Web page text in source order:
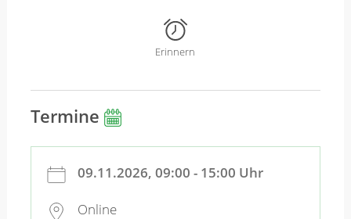
Erinnern
Termine
09.11.2026, 09:00 - 15:00 Uhr
Online